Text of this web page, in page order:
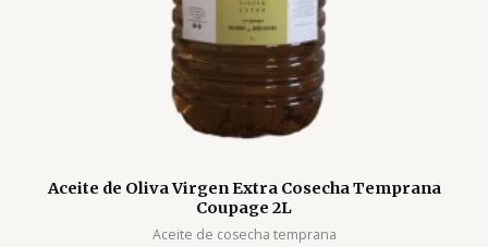
Aceite de Oliva Virgen Extra Cosecha Temprana
Coupage 2L
Aceite de cosecha temprana